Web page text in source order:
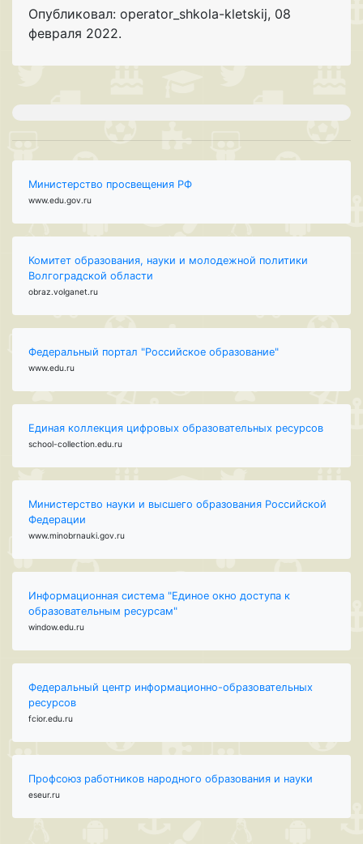
Опубликовал: operator_shkola-kletskij, 08
февраля 2022.
Министерство просвещения РФ
www.edu.gov.ru
Комитет образования, науки и молодежной политики
Волгоградской области
obraz.volganet.ru
Федеральный портал "Российское образование"
www.edu.ru
Единая коллекция цифровых образовательных ресурсов
school-collection.edu.ru
Министерство науки и высшего образования Российской
Федерации
www.minobrnauki.gov.ru
Информационная система "Единое окно доступа к
образовательным ресурсам"
window.edu.ru
Федеральный центр информационно-образовательных
ресурсов
fcior.edu.ru
Профсоюз работников народного образования и науки
eseur.ru